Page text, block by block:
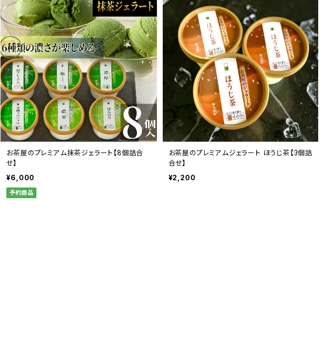
お茶屋のプレミアム抹茶ジェラート【8個詰合
せ】
¥6,000
予約商品
お茶屋のプレミアムジェラート ほうじ茶【3個詰
合せ】
¥2,200